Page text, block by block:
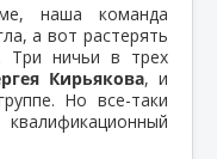
наша команда
а вот растерять
Три ничьи в трех
Кирьякова, и
Но все-таки